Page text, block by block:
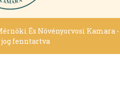
És Növényorvosi Kamara -
fenntartva